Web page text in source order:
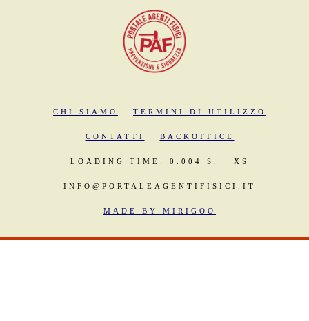
CHI SIAMO TERMINI DI UTILIZZO
CONTATTI BACKOFFICE
LOADING TIME: 0.004 S. XS
INFO@PORTALEAGENTIFISICI.IT
MADE BY MIRIGOO